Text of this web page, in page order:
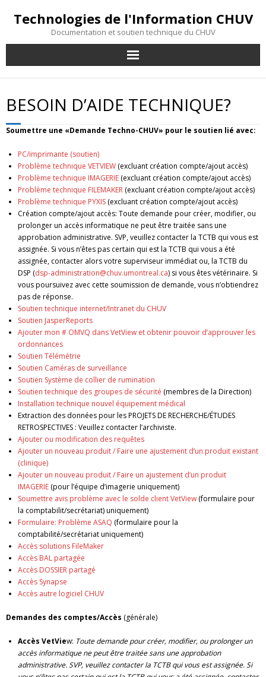
Technologies de l'Information CHUV
Documentation et soutien technique du CHUV
Besoin d’aide technique?
Formation & Documentation
Mon portail UdeM
Index du site
BESOIN D’AIDE TECHNIQUE?
Soumettre une «Demande Techno-CHUV» pour le soutien lié avec:
PC/imprimante (soutien)
Problème technique VETVIEW (excluant création compte/ajout accès)
Problème technique IMAGERIE (excluant création compte/ajout accès)
Problème technique FILEMAKER (excluant création compte/ajout accès)
Problème technique PYXIS (excluant création compte/ajout accès)
Création compte/ajout accès: Toute demande pour créer, modifier, ou
prolonger un accès informatique ne peut être traitée sans une
approbation administrative. SVP, veuillez contacter la TCTB qui vous est
assignée. Si vous n’êtes pas certain qui est la TCTB qui vous a été
assignée, contacter alors votre superviseur immédiat ou, la TCTB du
DSP (dsp-administration@chuv.umontreal.ca) si vous êtes vétérinaire. Si
vous poursuivez avec cette soumission de demande, vous n’obtiendrez
pas de réponse.
Soutien technique internet/Intranet du CHUV
Soutien JasperReports
Ajouter mon # OMVQ dans VetView et obtenir pouvoir d’approuver les
ordonnances
Soutien Télémétrie
Soutien Caméras de surveillance
Soutien Système de collier de rumination
Soutien technique des groupes de sécurité (membres de la Direction)
Installation technique nouvel équipement médical
Extraction des données pour les PROJETS DE RECHERCHE/ÉTUDES
RETROSPECTIVES : Veuillez contacter l’archiviste.
Ajouter ou modification des requêtes
Ajouter un nouveau produit / Faire une ajustement d’un produit existant
(clinique)
Ajouter un nouveau produit / Faire un ajustement d’un produit
IMAGERIE (pour l’équipe d’imagerie uniquement)
Soumettre avis problème avec le solde client VetView (formulaire pour
la comptabilit/secrétariat) uniquement)
Formulaire: Problème ASAQ (formulaire pour la
comptabilité/secrétariat uniquement)
Accès solutions FileMaker
Accès BAL partagée
Accès DOSSIER partagé
Accès Synapse
Accès autre logiciel CHUV
Demandes des comptes/Accès (générale)
Accès VetView: Toute demande pour créer, modifier, ou prolonger un
accès informatique ne peut être traitée sans une approbation
administrative. SVP, veuillez contacter la TCTB qui vous est assignée. Si